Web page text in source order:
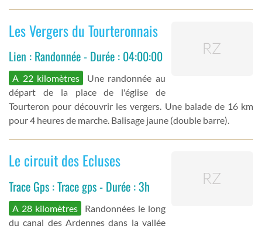
Les Vergers du Tourteronnais
Lien : Randonnée - Durée : 04:00:00
A 22 kilomètres
Une randonnée au
départ de la place de l'église de
Tourteron pour découvrir les vergers. Une balade de 16 km
pour 4 heures de marche. Balisage jaune (double barre).
Le circuit des Ecluses
Trace Gps : Trace gps - Durée : 3h
A 28 kilomètres
Randonnées le long
du canal des Ardennes dans la vallée